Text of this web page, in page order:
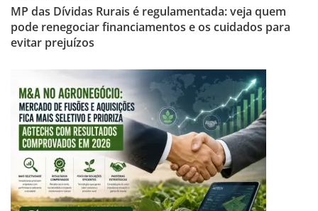
MP das Dívidas Rurais é regulamentada: veja quem
pode renegociar financiamentos e os cuidados para
evitar prejuízos